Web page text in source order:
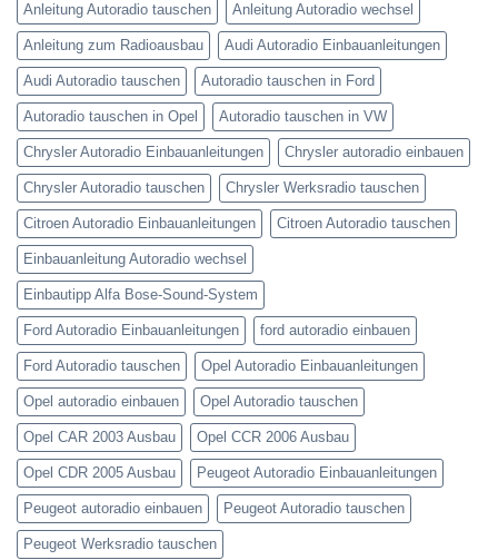
Anleitung Autoradio tauschen Anleitung Autoradio wechsel
Anleitung zum Radioausbau Audi Autoradio Einbauanleitungen
Audi Autoradio tauschen Autoradio tauschen in Ford
Autoradio tauschen in Opel Autoradio tauschen in VW
Chrysler Autoradio Einbauanleitungen Chrysler autoradio einbauen
Chrysler Autoradio tauschen Chrysler Werksradio tauschen
Citroen Autoradio Einbauanleitungen Citroen Autoradio tauschen
Einbauanleitung Autoradio wechsel
Einbautipp Alfa Bose-Sound-System
Ford Autoradio Einbauanleitungen ford autoradio einbauen
Ford Autoradio tauschen Opel Autoradio Einbauanleitungen
Opel autoradio einbauen Opel Autoradio tauschen
Opel CAR 2003 Ausbau Opel CCR 2006 Ausbau
Opel CDR 2005 Ausbau Peugeot Autoradio Einbauanleitungen
Peugeot autoradio einbauen Peugeot Autoradio tauschen
Peugeot Werksradio tauschen